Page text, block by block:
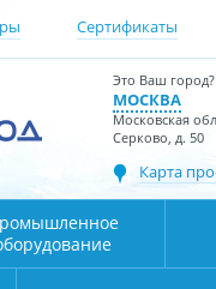
Сертификаты
Это Ваш город?
МОСКВА
Московская
Серково, д. 50
Карта